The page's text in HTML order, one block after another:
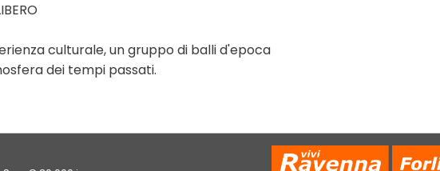
culturale, un gruppo di balli d'epoca
dei tempi passati.